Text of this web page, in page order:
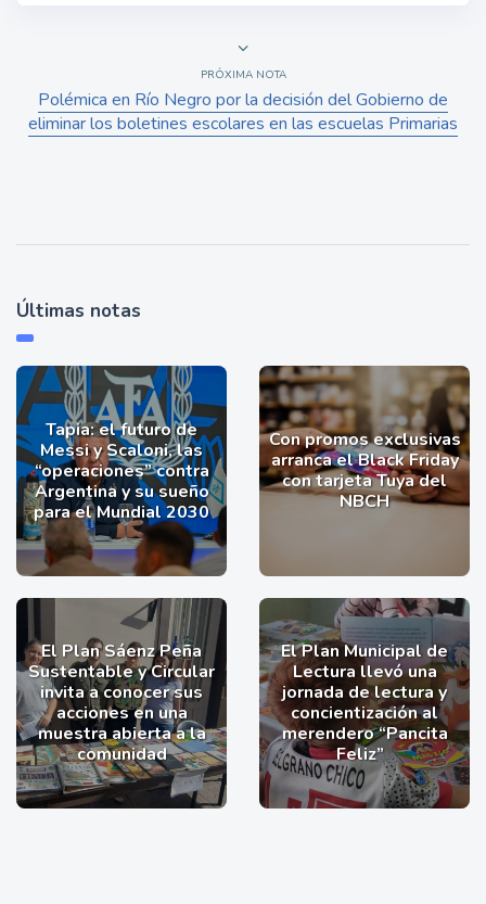
PRÓXIMA NOTA
Polémica en Río Negro por la decisión del Gobierno de
eliminar los boletines escolares en las escuelas Primarias
Últimas notas
Tapia: el futuro de
Messi y Scaloni, las
“operaciones” contra
Argentina y su sueño
para el Mundial 2030
Con promos exclusivas
arranca el Black Friday
con tarjeta Tuya del
NBCH
El Plan Sáenz Peña
Sustentable y Circular
invita a conocer sus
acciones en una
muestra abierta a la
comunidad
El Plan Municipal de
Lectura llevó una
jornada de lectura y
concientización al
merendero “Pancita
Feliz”